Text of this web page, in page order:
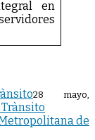
28 mayo,